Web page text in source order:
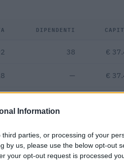
Information
parties, or processing of your
by us, please use the below opt-out
your opt-out request is processed
DIPENDENTI
38 €
— €
€ 197.175
Fatturato per dipendente